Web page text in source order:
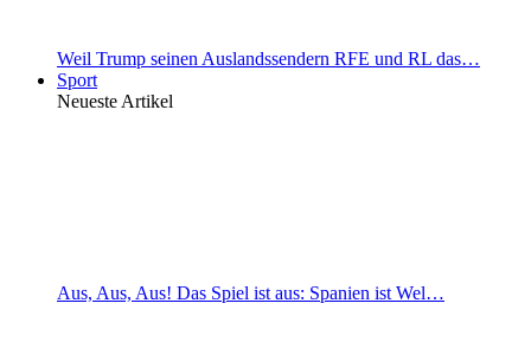
Weil Trump seinen Auslandssendern RFE und RL das…
Sport
Neueste Artikel
Aus, Aus, Aus! Das Spiel ist aus: Spanien ist Wel…